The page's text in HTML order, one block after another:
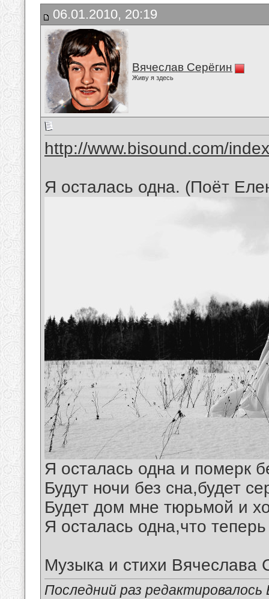
06.01.2010, 20:19
Вячеслав Серёгин
Живу я здесь
http://www.bisound.com/
Я осталась одна. (Поёт
Я осталась одна и померк
Будут ночи без сна,будет
Будет дом мне тюрьмой и
Я осталась одна,что
Музыка и стихи Вячеслава
Последний раз